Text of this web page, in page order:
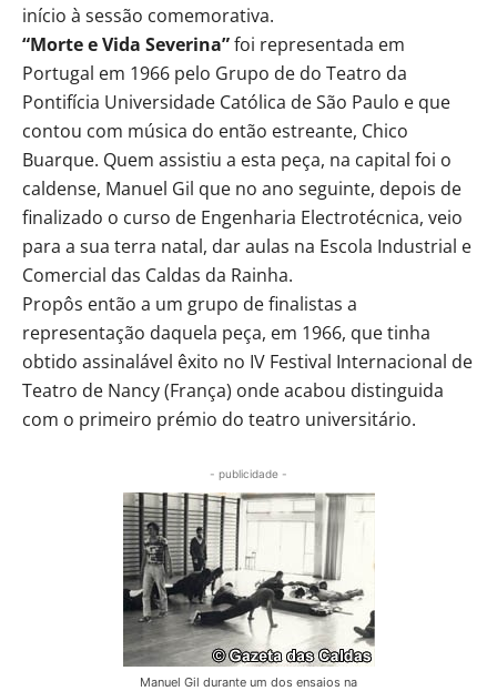
início à sessão comemorativa.
“Morte e Vida Severina”foi representada em
Portugal em 1966 pelo Grupo de do Teatro da
Pontifícia Universidade Católica de São Paulo e que
contou com música do então estreante, Chico
Buarque. Quem assistiu a esta peça, na capital foi o
caldense, Manuel Gil que no ano seguinte, depois de
finalizado o curso de Engenharia Electrotécnica, veio
para a sua terra natal, dar aulas na Escola Industrial e
Comercial das Caldas da Rainha.
Propôs então a um grupo de finalistas a
representação daquela peça, em 1966, que tinha
obtido assinalável êxito no IV Festival Internacional de
Teatro de Nancy (França) onde acabou distinguida
com o primeiro prémio do teatro universitário.
- publicidade -
Manuel Gil durante um dos ensaios na